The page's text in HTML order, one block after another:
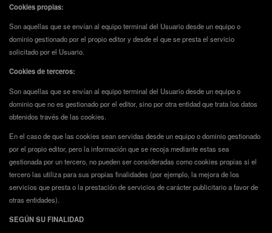
Cookies propias:
Son aquellas que se envían al equipo terminal del Usuario desde un equipo o
dominio gestionado por el propio editor y desde el que se presta el servicio
solicitado por el Usuario.
Cookies de terceros:
Son aquellas que se envían al equipo terminal del Usuario desde un equipo o
dominio que no es gestionado por el editor, sino por otra entidad que trata los datos
obtenidos través de las cookies.
En el caso de que las cookies sean servidas desde un equipo o dominio gestionado
por el propio editor, pero la información que se recoja mediante estas sea
gestionada por un tercero, no pueden ser consideradas como cookies propias si el
tercero las utiliza para sus propias finalidades (por ejemplo, la mejora de los
servicios que presta o la prestación de servicios de carácter publicitario a favor de
otras entidades).
SEGÚN SU FINALIDAD